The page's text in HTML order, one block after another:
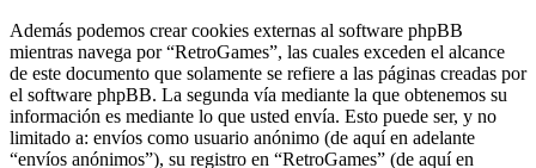
Además podemos crear cookies externas al software phpBB
mientras navega por “RetroGames”, las cuales exceden el alcance
de este documento que solamente se refiere a las páginas creadas por
el software phpBB. La segunda vía mediante la que obtenemos su
información es mediante lo que usted envía. Esto puede ser, y no
limitado a: envíos como usuario anónimo (de aquí en adelante
“envíos anónimos”), su registro en “RetroGames” (de aquí en